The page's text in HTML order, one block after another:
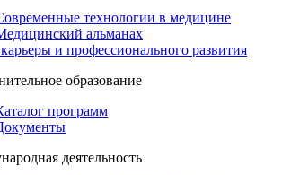
технологии в медицине
альманах
и профессионального развития
образование
программ
деятельность